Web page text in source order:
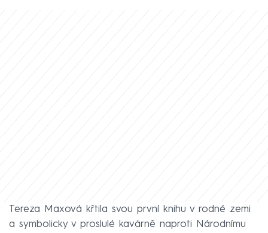
Tereza Maxová křtila svou první knihu v rodné zemi
a symbolicky v proslulé kavárně naproti Národnímu